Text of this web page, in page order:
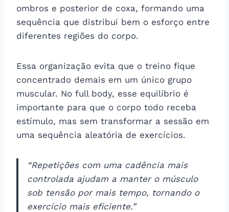
ombros e posterior de coxa, formando uma
sequência que distribui bem o esforço entre
diferentes regiões do corpo.
Essa organização evita que o treino fique
concentrado demais em um único grupo
muscular. No full body, esse equilíbrio é
importante para que o corpo todo receba
estímulo, mas sem transformar a sessão em
uma sequência aleatória de exercícios.
“Repetições com uma cadência mais
controlada ajudam a manter o músculo
sob tensão por mais tempo, tornando o
exercício mais eficiente.”